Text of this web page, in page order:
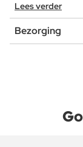
Lees verder
Bezorging